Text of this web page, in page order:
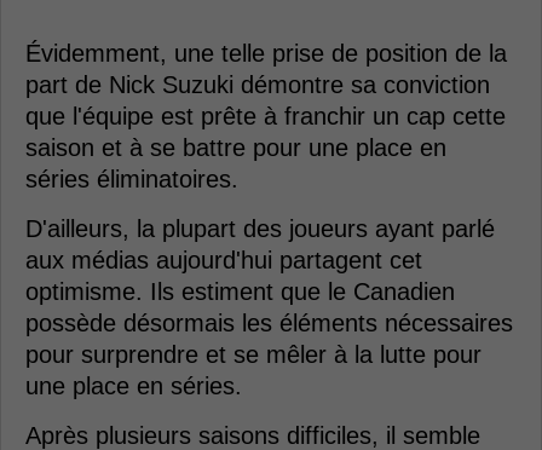
Évidemment, une telle prise de position de la
part de Nick Suzuki démontre sa conviction
que l'équipe est prête à franchir un cap cette
saison et à se battre pour une place en
séries éliminatoires.
D'ailleurs, la plupart des joueurs ayant parlé
aux médias aujourd'hui partagent cet
optimisme. Ils estiment que le Canadien
possède désormais les éléments nécessaires
pour surprendre et se mêler à la lutte pour
une place en séries.
Après plusieurs saisons difficiles, il semble